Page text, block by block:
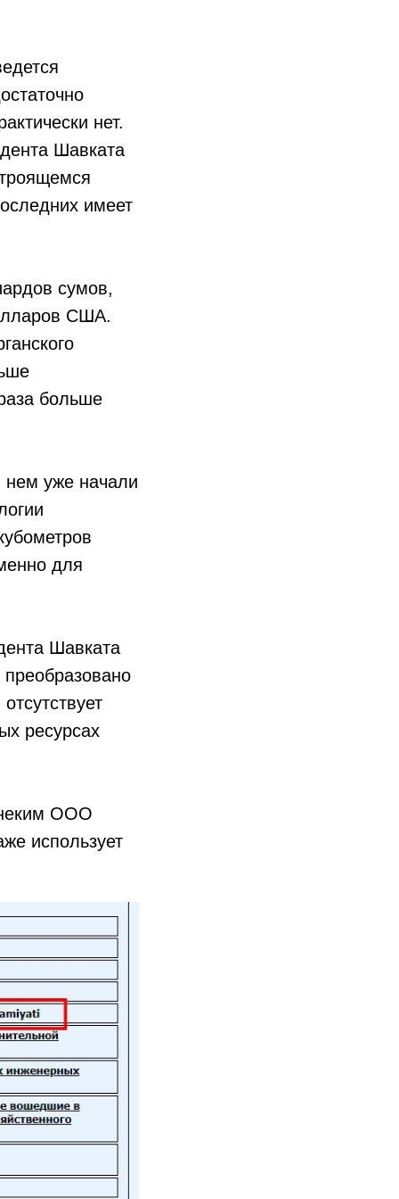
нет.
Шавката
имеет
сумов,
США.
больше
нем уже начали
для
Шавката
ресурсах
неким ООО
использует